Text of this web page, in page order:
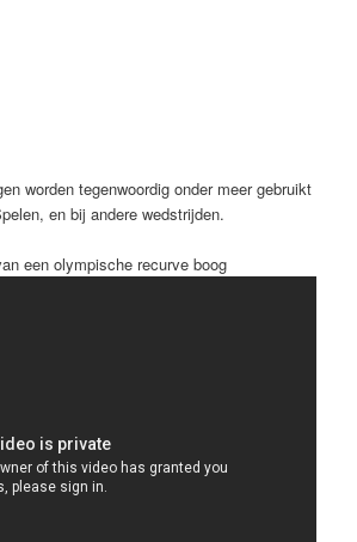
worden tegenwoordig onder meer gebruikt
en bij andere wedstrijden.
een olympische recurve boog